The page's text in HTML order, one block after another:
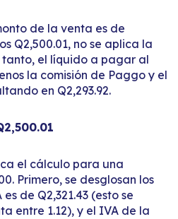
de la venta es de
Q2,500.01, no se aplica la
tanto, el líquido a pagar al
la comisión de Paggo y el
en Q2,293.92.
el cálculo para una
Primero, se desglosan los
de Q2,321.43 (esto se
entre 1.12), y el IVA de la